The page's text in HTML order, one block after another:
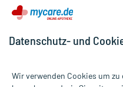
Datenschutz- und
Wir verwenden Cookies um